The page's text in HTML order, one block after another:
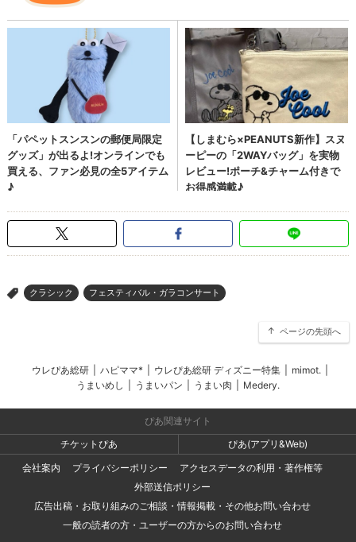
> クラシック フェスティバル・ガラコンサート
ページの先頭へ
ウレぴあ総研 ハピママ* ウレぴあ総研 ディズニー特集 mimot.
うまいめし
うまいパン うまい肉 Medery.
ぴあ関連サイト
チケットぴあ
ぴあ(アプリ&Web)
会社案内
プライバシーポリシー
アクセスデータの利用・著作権等
外部送信ポリシー
広告出稿・お取り組みのご相談・情報掲載・その他お問い合わせ
一般の読者の方・ユーザーの方からのお問い合わせ